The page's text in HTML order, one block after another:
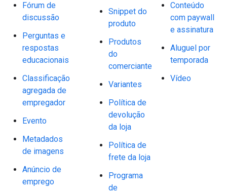
Fórum de
discussão
Perguntas e
respostas
educacionais
Classificação
agregada de
empregador
Evento
Metadados
de imagens
Anúncio de
emprego
Snippet do
produto
Produtos
do
comerciante
Variantes
Política de
devolução
da loja
Política de
frete da loja
Programa
de
Conteúdo
com paywall
e assinatura
Aluguel por
temporada
Vídeo